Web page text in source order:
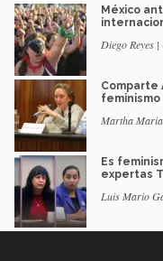
México
Diego Reyes
Comparte
feminismo
Martha
Es
expertas
Luis Mario